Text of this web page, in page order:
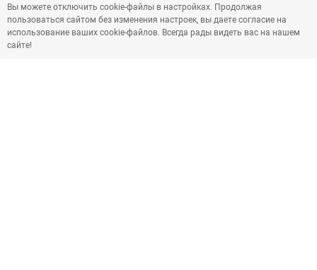
Вы можете отключить cookie-файлы в настройках. Продолжая
пользоваться сайтом без изменения настроек, вы даете согласие на
использование ваших cookie-файлов. Всегда рады видеть вас на нашем
сайте!